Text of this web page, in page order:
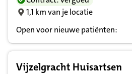
1,1 km van je locatie
Open voor nieuwe patiënten:
Vijzelgracht Huisartsen